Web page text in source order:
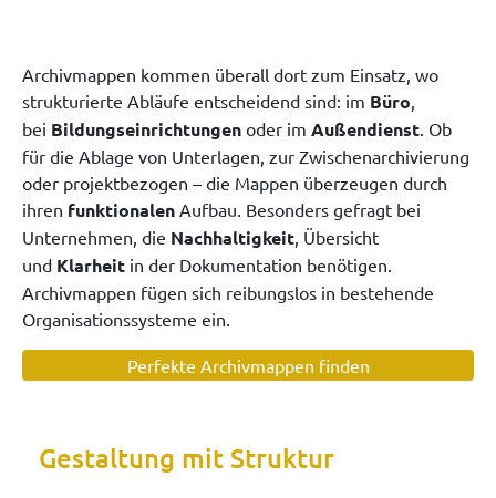
Archivmappen kommen überall dort zum Einsatz, wo
strukturierte Abläufe entscheidend sind: im Büro
bei Bildungseinrichtungen oder im Außendienst . Ob
für die Ablage von Unterlagen, zur Zwischenarchivierung
oder projektbezogen – die Mappen überzeugen durch
ihren funktionalen Aufbau. Besonders gefragt bei
Unternehmen, die Nachhaltigkeit , Übersicht
und Klarheit in der Dokumentation benötigen.
Archivmappen fügen sich reibungslos in bestehende
Organisationssysteme ein.
Perfekte Archivmappen finden
Gestaltung mit Struktur